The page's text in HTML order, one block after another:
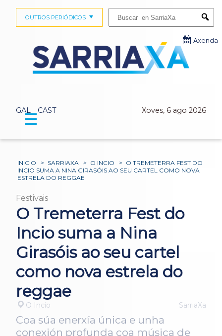
GAL CAST Xoves, 6 ago 2026
OUTROS PERIÓDICOS
Axenda
☰
INICIO > SARRIAXA > O INCIO > O TREMETERRA FEST DO
INCIO SUMA A NINA GIRASÓIS AO SEU CARTEL COMO NOVA
ESTRELA DO REGGAE
Festivais
O Tremeterra Fest do
Incio suma a Nina
Girasóis ao seu cartel
como nova estrela do
reggae
O Incio SarriaXa
Coa súa enerxía única e unha
conexión profunda coa música de